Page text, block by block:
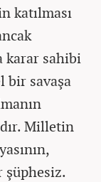
katılması
karar sahibi
bir savaşa
Milletin
şüphesiz.